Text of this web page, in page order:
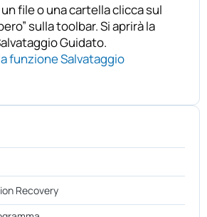
file o una cartella clicca sul
sulla toolbar. Si aprirà la
Guidato.
funzione Salvataggio
Recovery